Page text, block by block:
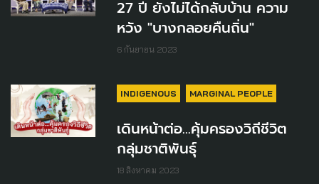
27 ปี ยังไม่ได้กลับบ้าน ความ
หวัง "บางกลอยคืนถิ่น"
6 กันยายน 2023
INDIGENOUS MARGINAL PEOPLE
เดินหน้าต่อ…คุ้มครองวิถีชีวิต
กลุ่มชาติพันธุ์
18 สิงหาคม 2023